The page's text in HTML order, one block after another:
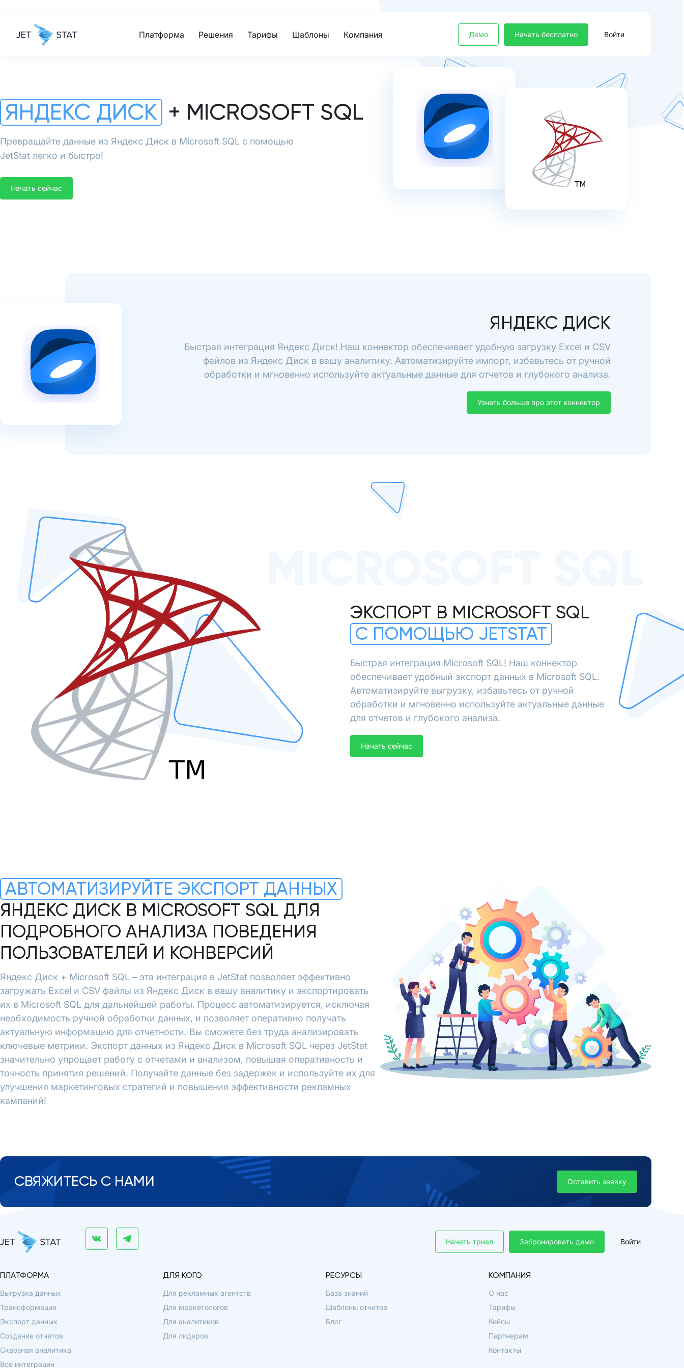
Платформа Решения Тарифы Шаблоны Компания Демо Начать бесплатно Войти
ЯНДЕКС ДИСК + MICROSOFT SQL
Превращайте данные из Яндекс Диск в Microsoft SQL с помощью
JetStat легко и быстро!
Начать сейчас
ЯНДЕКС ДИСК
Быстрая интеграция Яндекс Диск! Наш коннектор обеспечивает удобную загрузку Excel и CSV
файлов из Яндекс Диск в вашу аналитику. Автоматизируйте импорт, избавьтесь от ручной
обработки и мгновенно используйте актуальные данные для отчетов и глубокого анализа.
Узнать больше про этот коннектор
ЭКСПОРТ В MICROSOFT SQL
С ПОМОЩЬЮ JETSTAT
Быстрая интеграция Microsoft SQL! Наш коннектор
обеспечивает удобный экспорт данных в Microsoft SQL.
Автоматизируйте выгрузку, избавьтесь от ручной
обработки и мгновенно используйте актуальные данные
для отчетов и глубокого анализа.
Начать сейчас
АВТОМАТИЗИРУЙТЕ ЭКСПОРТ ДАННЫХ
ЯНДЕКС ДИСК В MICROSOFT SQL ДЛЯ
ПОДРОБНОГО АНАЛИЗА ПОВЕДЕНИЯ
ПОЛЬЗОВАТЕЛЕЙ И КОНВЕРСИЙ
Яндекс Диск + Microsoft SQL – эта интеграция в JetStat позволяет эффективно
загружать Excel и CSV файлы из Яндекс Диск в вашу аналитику и экспортировать
их в Microsoft SQL для дальнейшей работы. Процесс автоматизируется, исключая
необходимость ручной обработки данных, и позволяет оперативно получать
актуальную информацию для отчетности. Вы сможете без труда анализировать
ключевые метрики. Экспорт данных из Яндекс Диск в Microsoft SQL через JetStat
значительно упрощает работу с отчетами и анализом, повышая оперативность и
точность принятия решений. Получайте данные без задержек и используйте их для
улучшения маркетинговых стратегий и повышения эффективности рекламных
кампаний!
СВЯЖИТЕСЬ С НАМИ Оставить заявку
Забронировать демо
Начать триал Войти
ПЛАТФОРМА
Выгрузка данных
Трансформация
Экспорт данных
Создание отчетов
Сквозная аналитика
Все интеграции
ДЛЯ КОГО
Для рекламных агентств
Для маркетологов
Для аналитиков
Для лидеров
РЕСУРСЫ
База знаний
Шаблоны отчетов
Блог
КОМПАНИЯ
О нас
Тарифы
Кейсы
Партнерам
Контакты